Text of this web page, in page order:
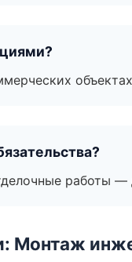
работы
Монтаж